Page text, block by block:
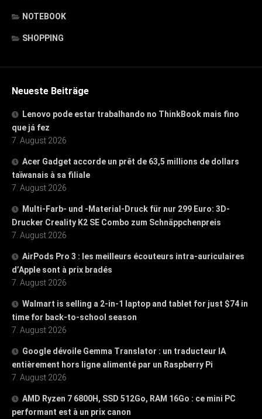
NOTEBOOK
SHOPPING
Neueste Beiträge
Lenovo pode estar trabalhando no ThinkBook mais fino
que já fez
7. August 2026
Acer Gadget accorde un prêt de 63,5 millions de dollars
taïwanais à sa filiale
7. August 2026
Multi-Farb- und -Material-Druck für nur 299 Euro: 3D-
Drucker Creality K2 SE Combo zum Schnäppchenpreis
7. August 2026
AirPods Pro 3 : les meilleurs écouteurs intra-auriculaires
d’Apple sont à prix bradés
7. August 2026
Walmart is selling a 2-in-1 laptop and tablet for just $74 in
time for back-to-school season
7. August 2026
Google dévoile Gemma Translator : un traducteur IA
entièrement hors ligne alimenté par un Raspberry Pi
7. August 2026
AMD Ryzen 7 6800H, SSD 512Go, RAM 16Go : ce mini PC
performant est à un prix canon